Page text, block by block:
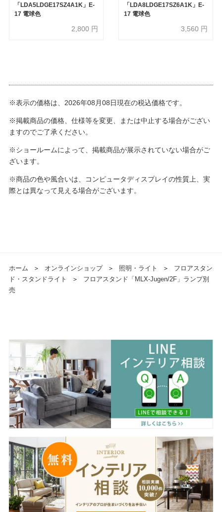
「LDA5LDGE17SZ4A1K」E-
17 電球色
2,800 円
「LDA8LDGE17SZ6A1K」E-
17 電球色
3,560 円
※表示の価格は、2026年08月08日現在の税込価格です。
※掲載商品の価格、仕様等を変更、または中止する場合がござい
ますのでご了承ください。
※ショールームによって、掲載商品が展示されていない場合がご
ざいます。
※商品の色や風合いは、コンピュータディスプレイの性質上、実
際とは異なって見える場合がございます。
ホーム ＞ オンラインショップ ＞ 照明・ライト ＞
フロアスタン
ド・スタンドライト
＞
フロアスタンド「MLX-Jugen/2F」ランプ別
売